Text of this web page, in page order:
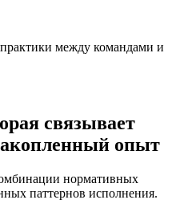
между командами и
связывает
опыт
нормативных
паттернов исполнения.